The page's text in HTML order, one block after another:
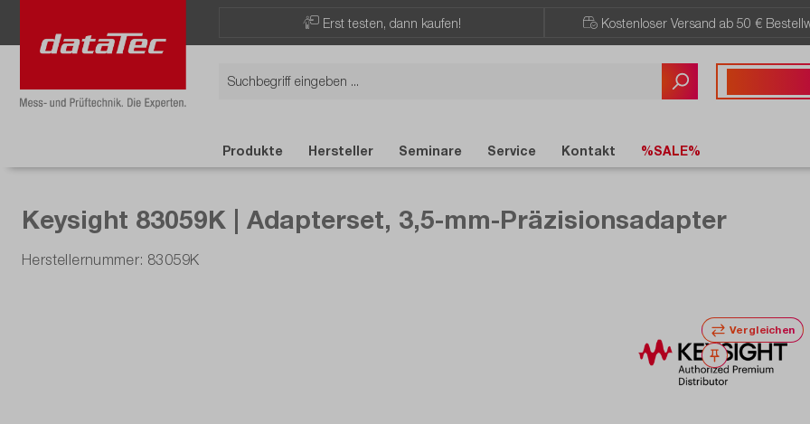
Erst testen, dann kaufen! Kostenloser Versand ab 50 €
Produkte Hersteller Seminare Service Kontakt %SALE%
Keysight 83059K | Adapterset, 3,5-mm-Präzisionsadapter
Herstellernummer: 83059K
Vergleichen
Merken